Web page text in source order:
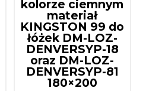
kolorze ciemnym
materiał
KINGSTON 99 do
łóżek DM-LOZ-
DENVERSYP-18
oraz DM-LOZ-
DENVERSYP-81
180×200